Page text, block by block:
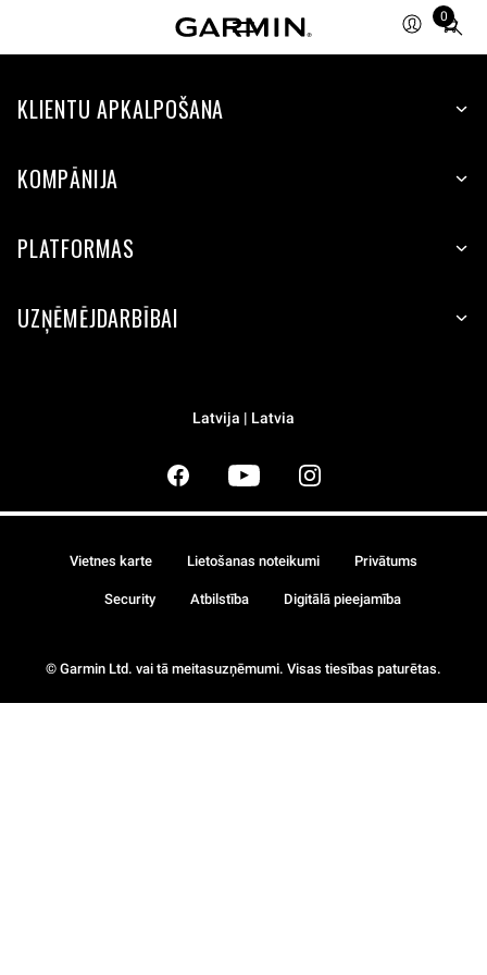
0
Total
items
cart:
KLIENTU APKALPOŠANA
KOMPĀNIJA
PLATFORMAS
UZŅĒMĒJDARBĪBAI
Latvija | Latvia
© Garmin Ltd. vai tā meitasuzņēmumi. Visas tiesības paturētas.
Vietnes karte Lietošanas noteikumi Privātums
Security Atbilstība Digitālā pieejamība